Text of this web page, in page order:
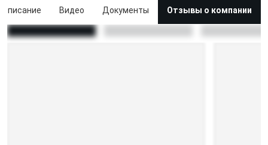
Описание Видео Документы Отзывы о компании